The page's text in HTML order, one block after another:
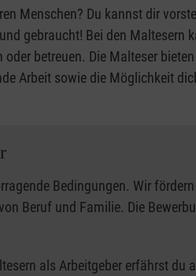
Menschen? Du kannst dir
gebraucht! Bei den Maltesern
betreuen. Die Malteser
Arbeit sowie die Möglichkeit
Bedingungen. Wir
Beruf und Familie. Die
als Arbeitgeber erfährst du